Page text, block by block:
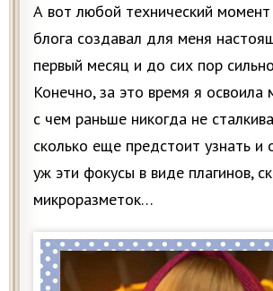
А вот любой технический момент
блога создавал для меня
первый месяц и до сих пор
Конечно, за это время я освоила
с чем раньше никогда не
сколько еще предстоит узнать и
уж эти фокусы в виде плагинов,
микроразметок…